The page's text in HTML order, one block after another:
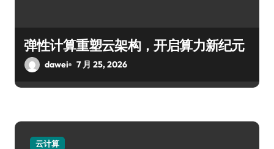
弹性计算重塑云架构，开启算力新纪元
dawei 7 月 25, 2026
云计算